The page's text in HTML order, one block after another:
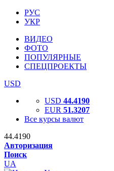
РУС
УКР
ВИДЕО
ФОТО
ПОПУЛЯРНЫЕ
СПЕЦПРОЕКТЫ
USD
USD 44.4190
EUR 51.3207
Все курсы валют
44.4190
Авторизация
Поиск
UA